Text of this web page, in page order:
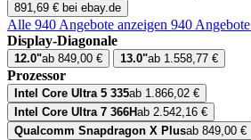
891,69 € bei ebay.de
Alle 940 Angebote anzeigen 940 Angebote
Display-Diagonale
12.0"ab 849,00 € 13.0"ab 1.558,77 €
Prozessor
Intel Core Ultra 5 335ab 1.866,02 €
Intel Core Ultra 7 366Hab 2.542,16 €
Qualcomm Snapdragon X Plusab 849,00 €